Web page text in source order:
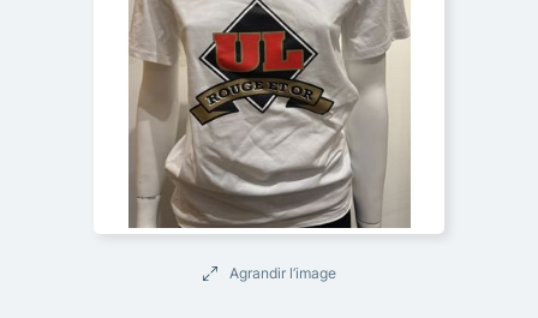
Agrandir l’image